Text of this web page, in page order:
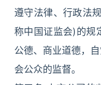
遵守法律、行政法
称中国证监会)的规
公德、商业道德，
会公众的监督。